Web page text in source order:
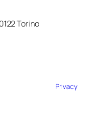
Torino
Privacy